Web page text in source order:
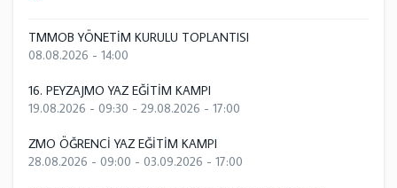
TMMOB YÖNETİM KURULU TOPLANTISI
08.08.2026 - 14:00
16. PEYZAJMO YAZ EĞİTİM KAMPI
19.08.2026 - 09:30 - 29.08.2026 - 17:00
ZMO ÖĞRENCİ YAZ EĞİTİM KAMPI
28.08.2026 - 09:00 - 03.09.2026 - 17:00